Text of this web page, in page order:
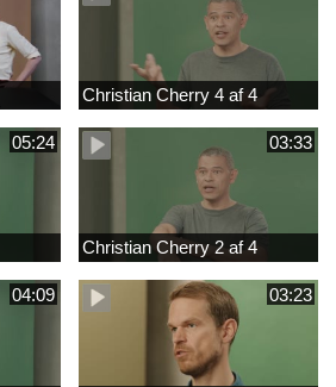
Christian Cherry 4 af 4
05:24 03:33
Christian Cherry 2 af 4
04:09 03:23